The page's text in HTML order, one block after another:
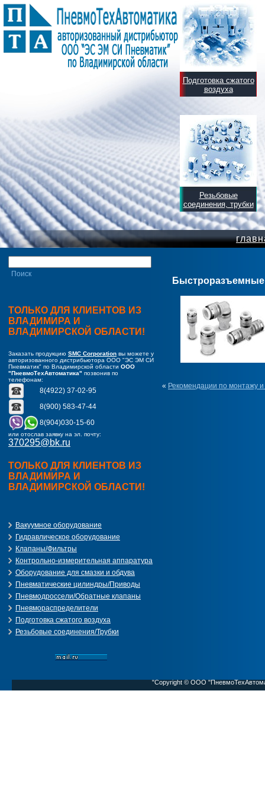
Подготовка сжатого
воздуха
Резьбовые
соединения, трубки
ТОЛЬКО ДЛЯ КЛИЕНТОВ ИЗ
ВЛАДИМИРА И
ВЛАДИМИРСКОЙ ОБЛАСТИ!
Заказать продукцию SMC Corporation вы можете у
авторизованного дистрибьютора ООО "ЭС ЭМ СИ
Пневматик" по Владимирской области ООО
"ПневмоТехАвтоматика" позвонив по
телефонам:
8(4922) 37-02-95
8(900) 583-47-44
8(904)030-15-60
или отослав заявку на эл. почту:
370295@bk.ru
ТОЛЬКО ДЛЯ КЛИЕНТОВ ИЗ
ВЛАДИМИРА И
ВЛАДИМИРСКОЙ ОБЛАСТИ!
Вакуумное оборудование
Гидравлическое оборудование
Клапаны/Фильтры
Контрольно-измерительная аппаратура
Оборудование для смазки и обдува
Пневматические цилиндры/Приводы
Пневмодроссели/Обратные клапаны
Пневмораспределители
Подготовка сжатого воздуха
Резьбовые соединения/Трубки
Быстроразъемные
« Рекомендации по монтажу
"Copyright © ООО